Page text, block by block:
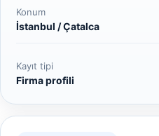
Konum
İstanbul / Çatalca
Kayıt tipi
Firma profili